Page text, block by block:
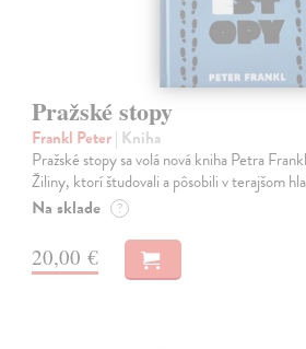
Pražské stopy
Frankl Peter| Kniha
Pražské stopy sa volá nová kniha Petra
Žiliny, ktorí študovali a pôsobili v terajšom
Na sklade ?
20,00 €